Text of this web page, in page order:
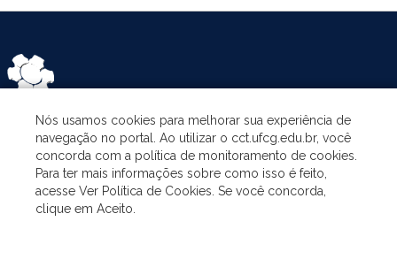
ASSUNTOS
O PROGRAMA
Nós usamos cookies para melhorar sua experiência de
navegação no portal. Ao utilizar o cct.ufcg.edu.br, você
concorda com a política de monitoramento de cookies.
Para ter mais informações sobre como isso é feito,
acesse Ver Política de Cookies. Se você concorda,
clique em Aceito.